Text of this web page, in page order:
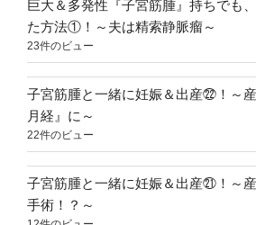
は
『下
の
毛
を
剃
ら
れ
る
こ
と』
巨大＆多発性『子宮筋腫』持ちでも
た方法①！～夫は精索静脈瘤～
23件のビュー
子宮筋腫と一緒に妊娠＆出産㉒！～
月経』に～
22件のビュー
子宮筋腫と一緒に妊娠＆出産㉑！～
手術！？～